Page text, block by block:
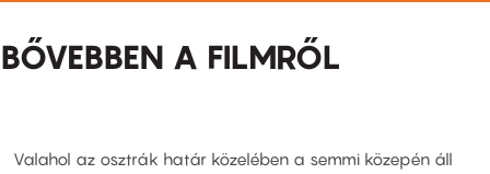
BŐVEBBEN A FILMRŐL
Valahol az osztrák határ közelében a semmi közepén áll